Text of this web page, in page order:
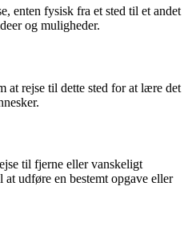
enten fysisk fra et sted til et andet
og muligheder.
at rejse til dette sted for at lære det
til fjerne eller vanskeligt
udføre en bestemt opgave eller